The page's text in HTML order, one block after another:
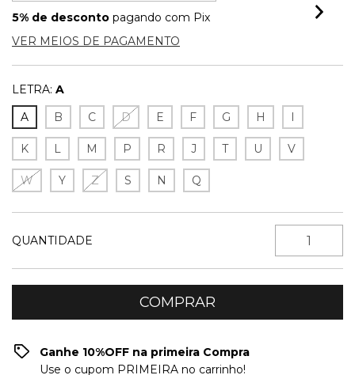
5% de desconto pagando com Pix
VER MEIOS DE PAGAMENTO
LETRA: A
A
B C D E F G H I
K L M P R J T U V
W Y Z S N Q
QUANTIDADE
Ganhe 10%OFF na primeira Compra
Use o cupom PRIMEIRA no carrinho!